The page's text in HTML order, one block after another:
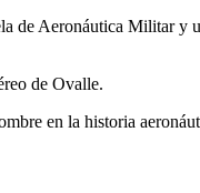
de Aeronáutica Militar y
de Ovalle.
en la historia